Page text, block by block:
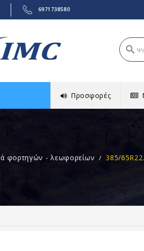
6971738580
search
Προσφορές
φορτηγών - λεωφορείων 385/